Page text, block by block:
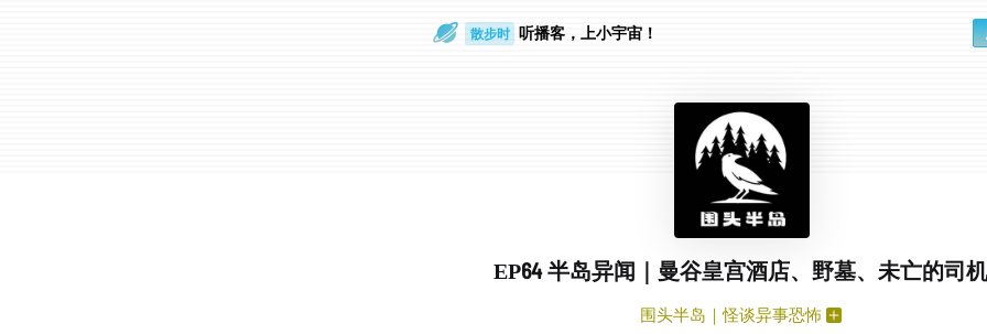
通勤路上 听播客，上小宇宙！
EP64 半岛异闻｜曼谷皇宫酒店、野墓、未亡的司机
围头半岛｜怪谈异事恐怖